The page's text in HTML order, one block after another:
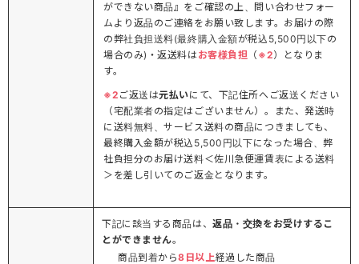
ができない商品』をご確認の上、問い合わせフォー
ムより返品のご連絡をお願い致します。お届けの際
の弊社負担送料(最終購入金額が税込5,500円以下の
場合のみ)・返送料はお客様負担 （ ※2）となりま
す。
※2 ご返送は元払いにて、下記住所へご返送ください
（宅配業者の指定はございません）。また、発送時
に送料無料、サービス送料の商品につきましても、
最終購入金額が税込5,500円以下になった場合、弊
社負担分のお届け送料＜佐川急便運賃表による送料
＞を差し引いてのご返金となります。
下記に該当する商品は、返品・交換をお受けするこ
とができません。
商品到着から8日以上経過した商品